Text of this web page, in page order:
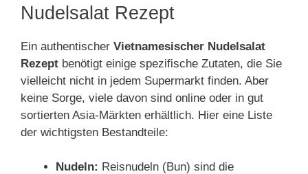
Nudelsalat Rezept
Ein authentischer Vietnamesischer Nudelsalat
Rezept benötigt einige spezifische Zutaten, die Sie
vielleicht nicht in jedem Supermarkt finden. Aber
keine Sorge, viele davon sind online oder in gut
sortierten Asia-Märkten erhältlich. Hier eine Liste
der wichtigsten Bestandteile:
Nudeln: Reisnudeln (Bun) sind die